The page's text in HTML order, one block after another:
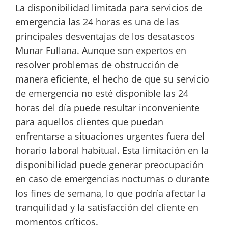
La disponibilidad limitada para servicios de
emergencia las 24 horas es una de las
principales desventajas de los desatascos
Munar Fullana. Aunque son expertos en
resolver problemas de obstrucción de
manera eficiente, el hecho de que su servicio
de emergencia no esté disponible las 24
horas del día puede resultar inconveniente
para aquellos clientes que puedan
enfrentarse a situaciones urgentes fuera del
horario laboral habitual. Esta limitación en la
disponibilidad puede generar preocupación
en caso de emergencias nocturnas o durante
los fines de semana, lo que podría afectar la
tranquilidad y la satisfacción del cliente en
momentos críticos.